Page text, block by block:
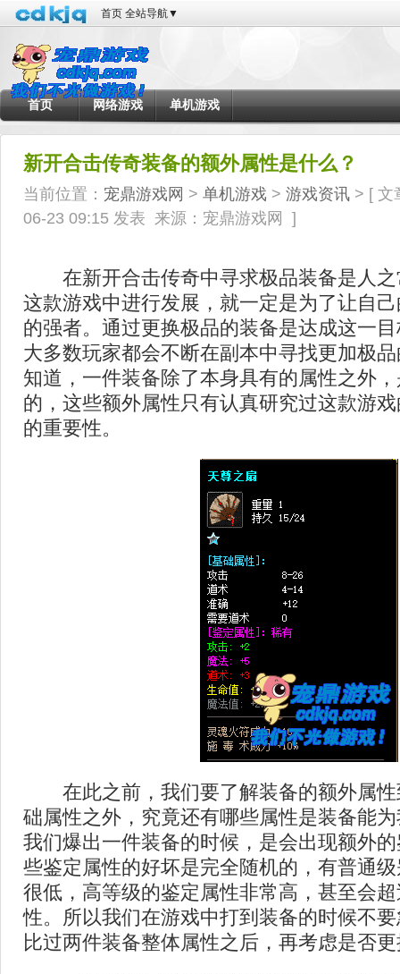
首页 全站导航▼
首页 网络游戏 单机游戏
新开合击传奇装备的额外属性是什么？
当前位置： 宠鼎游戏网 > 单机游戏 > 游戏资讯 > [ 文
06-23 09:15 发表 来源：宠鼎游戏网 ]
在新开合击传奇中寻求极品装备是人之
这款游戏中进行发展，就一定是为了让自
的强者。通过更换极品的装备是达成这一
大多数玩家都会不断在副本中寻找更加极
知道，一件装备除了本身具有的属性之外
的，这些额外属性只有认真研究过这款游
的重要性。
在此之前，我们要了解装备的额外属性
础属性之外，究竟还有哪些属性是装备能
我们爆出一件装备的时候，是会出现额外
些鉴定属性的好坏是完全随机的，有普通
很低，高等级的鉴定属性非常高，甚至会
性。所以我们在游戏中打到装备的时候不
比过两件装备整体属性之后，再考虑是否